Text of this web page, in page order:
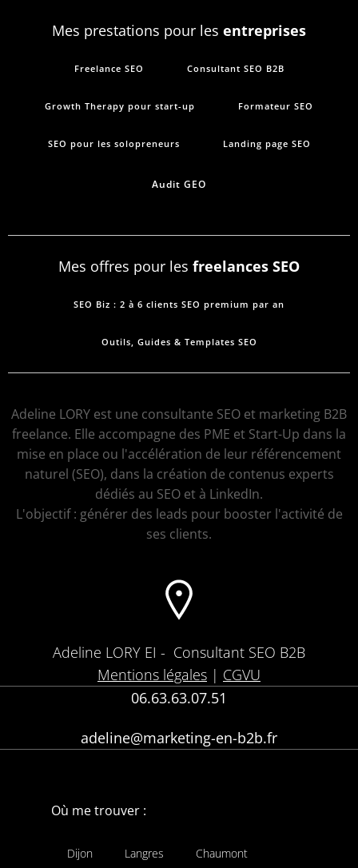
Mes prestations pour les entreprises
Freelance SEO Consultant SEO B2B
Growth Therapy pour start-up Formateur SEO
SEO pour les solopreneurs Landing page SEO
Audit GEO
Mes offres pour les freelances SEO
SEO Biz : 2 à 6 clients SEO premium par an
Outils, Guides & Templates SEO
Adeline LORY est une consultante SEO et marketing B2B
freelance. Elle accompagne des PME et Start-Up dans la
mise en place ou l'accélération de leur référencement
naturel (SEO), dans la création de contenus experts
dédiés au SEO et à LinkedIn.
L'objectif : générer des leads pour booster l'activité de
ses clients.
Adeline LORY EI - Consultant SEO B2B
Mentions légales | CGVU
06.63.63.07.51
adeline@marketing-en-b2b.fr
Où me trouver :
Dijon Langres Chaumont